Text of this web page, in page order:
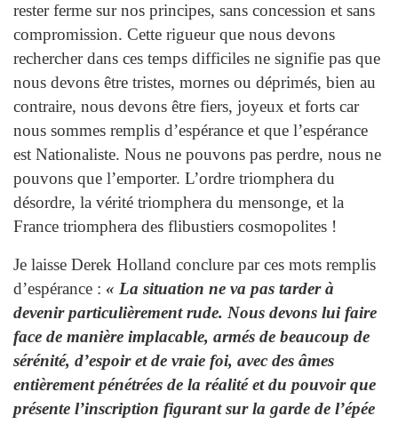
rester ferme sur nos principes, sans concession et sans
compromission. Cette rigueur que nous devons
rechercher dans ces temps difficiles ne signifie pas que
nous devons être tristes, mornes ou déprimés, bien au
contraire, nous devons être fiers, joyeux et forts car
nous sommes remplis d’espérance et que l’espérance
est Nationaliste. Nous ne pouvons pas perdre, nous ne
pouvons que l’emporter. L’ordre triomphera du
désordre, la vérité triomphera du mensonge, et la
France triomphera des flibustiers cosmopolites !
Je laisse Derek Holland conclure par ces mots remplis
d’espérance : « La situation ne va pas tarder à
devenir particulièrement rude. Nous devons lui faire
face de manière implacable, armés de beaucoup de
sérénité, d’espoir et de vraie foi, avec des âmes
entièrement pénétrées de la réalité et du pouvoir que
présente l’inscription figurant sur la garde de l’épée